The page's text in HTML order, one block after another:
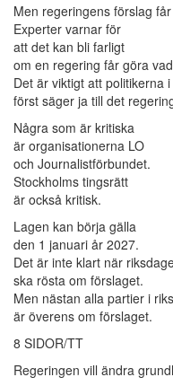
Men regeringens förslag
Experter varnar för
att det kan bli farligt
om en regering får göra
Det är viktigt att politikerna
först säger ja till det
Några som är kritiska
är organisationerna LO
och Journalistförbundet.
Stockholms tingsrätt
är också kritisk.
Lagen kan börja gälla
den 1 januari år 2027.
Det är inte klart när
ska rösta om förslaget.
Men nästan alla partier i
är överens om förslaget.
8 SIDOR/TT
Regeringen vill ändra